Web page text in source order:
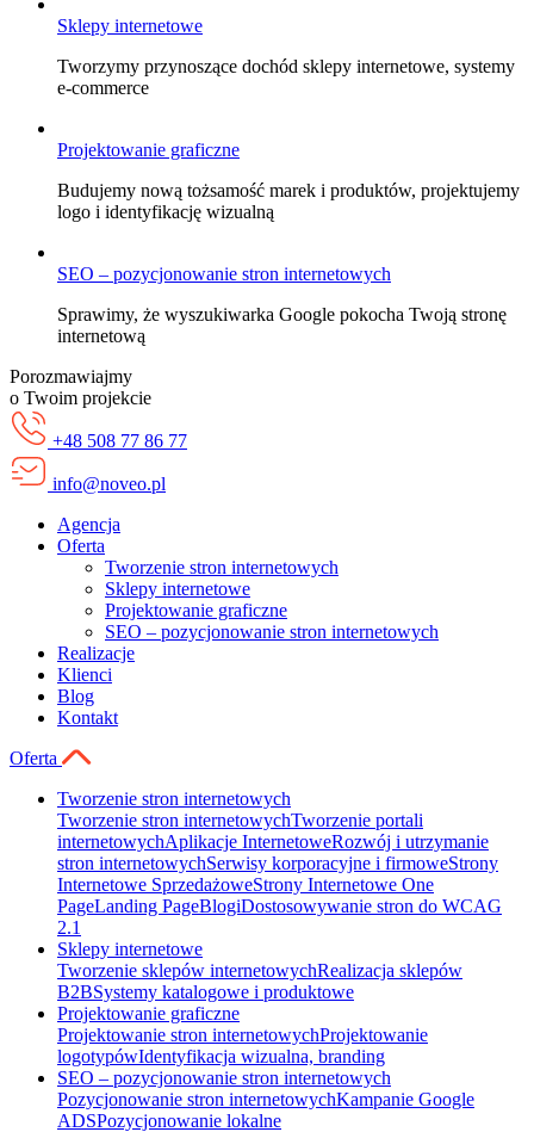
Sklepy internetowe
Tworzymy przynoszące dochód sklepy internetowe, systemy
e-commerce
Projektowanie graficzne
Budujemy nową tożsamość marek i produktów, projektujemy
logo i identyfikację wizualną
SEO – pozycjonowanie stron internetowych
Sprawimy, że wyszukiwarka Google pokocha Twoją stronę
internetową
Porozmawiajmy
o Twoim projekcie
+48 508 77 86 77
info@noveo.pl
Agencja
Oferta
Tworzenie stron internetowych
Sklepy internetowe
Projektowanie graficzne
SEO – pozycjonowanie stron internetowych
Realizacje
Klienci
Blog
Kontakt
Oferta
Tworzenie stron internetowych
Tworzenie stron internetowychTworzenie portali
internetowychAplikacje InternetoweRozwój i utrzymanie
stron internetowychSerwisy korporacyjne i firmoweStrony
Internetowe SprzedażoweStrony Internetowe One
PageLanding PageBlogiDostosowywanie stron do WCAG
2.1
Sklepy internetowe
Tworzenie sklepów internetowychRealizacja sklepów
B2BSystemy katalogowe i produktowe
Projektowanie graficzne
Projektowanie stron internetowychProjektowanie
logotypówIdentyfikacja wizualna, branding
SEO – pozycjonowanie stron internetowych
Pozycjonowanie stron internetowychKampanie Google
ADSPozycjonowanie lokalne